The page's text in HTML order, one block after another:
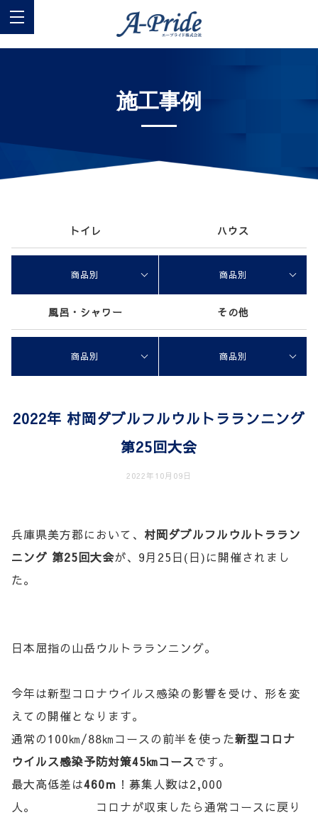
施工事例
トイレ ハウス
商品別 商品別
風呂・シャワー その他
商品別 商品別
2022年 村岡ダブルフルウルトラランニング
第25回大会
2022年10月09日
兵庫県美方郡において、 村岡ダブルフルウルトララン
ニング 第25回大会が、9月25日(日)に開催されまし
た。
日本屈指の山岳ウルトラランニング。
今年は新型コロナウイルス感染の影響を受け、形を変
えての開催となります。
通常の100㎞/88㎞コースの前半を使った新型コロナ
ウイルス感染予防対策45㎞コースです。
最大高低差は460ｍ ！募集人数は2,000
人。 コロナが収束したら通常コースに戻り